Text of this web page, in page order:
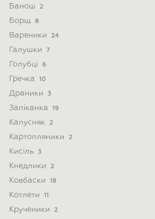
Банош 2
Борщ 8
Вареники 24
Галушки 7
Голубці 6
Гречка 10
Драники 3
Запіканка 19
Капусняк 2
Картопляники 2
Кисіль 3
Кнедлики 2
Ковбаски 18
Котлети 11
Крученики 2